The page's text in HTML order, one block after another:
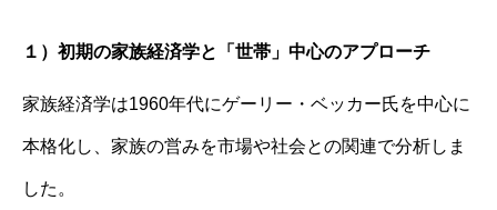
１）初期の家族経済学と「世帯」中心のアプローチ
家族経済学は1960年代にゲーリー・ベッカー氏を中心に
本格化し、家族の営みを市場や社会との関連で分析しま
した。